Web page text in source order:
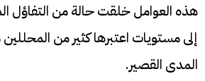
هذه العوامل خلقت حالة من التفاؤل
إلى مستويات اعتبرها كثير من المحللين
المدى القصير.